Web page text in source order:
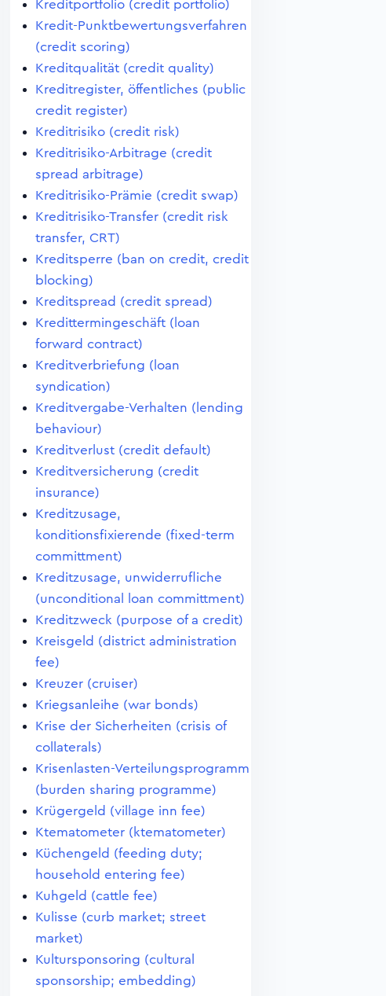
Kreditportfolio (credit portfolio)
Kredit-Punktbewertungsverfahren
(credit scoring)
Kreditqualität (credit quality)
Kreditregister, öffentliches (public
credit register)
Kreditrisiko (credit risk)
Kreditrisiko-Arbitrage (credit
spread arbitrage)
Kreditrisiko-Prämie (credit swap)
Kreditrisiko-Transfer (credit risk
transfer, CRT)
Kreditsperre (ban on credit, credit
blocking)
Kreditspread (credit spread)
Kredittermingeschäft (loan
forward contract)
Kreditverbriefung (loan
syndication)
Kreditvergabe-Verhalten (lending
behaviour)
Kreditverlust (credit default)
Kreditversicherung (credit
insurance)
Kreditzusage,
konditionsfixierende (fixed-term
committment)
Kreditzusage, unwiderrufliche
(unconditional loan committment)
Kreditzweck (purpose of a credit)
Kreisgeld (district administration
fee)
Kreuzer (cruiser)
Kriegsanleihe (war bonds)
Krise der Sicherheiten (crisis of
collaterals)
Krisenlasten-Verteilungsprogramm
(burden sharing programme)
Krügergeld (village inn fee)
Ktematometer (ktematometer)
Küchengeld (feeding duty;
household entering fee)
Kuhgeld (cattle fee)
Kulisse (curb market; street
market)
Kultursponsoring (cultural
sponsorship; embedding)